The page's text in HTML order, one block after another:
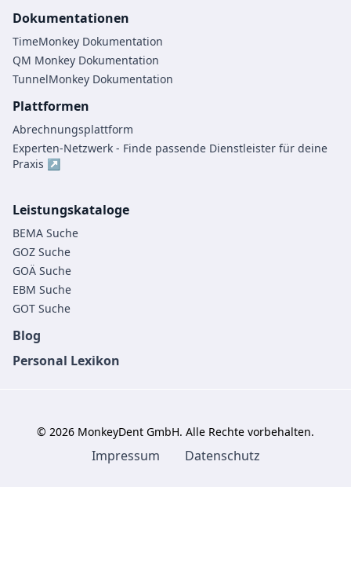
Dokumentationen
TimeMonkey Dokumentation
QM Monkey Dokumentation
TunnelMonkey Dokumentation
Plattformen
Abrechnungsplattform
Experten-Netzwerk - Finde passende Dienstleister für deine
Praxis ↗
Leistungskataloge
BEMA Suche
GOZ Suche
GOÄ Suche
EBM Suche
GOT Suche
Blog
Personal Lexikon
© 2026 MonkeyDent GmbH. Alle Rechte vorbehalten.
Impressum Datenschutz